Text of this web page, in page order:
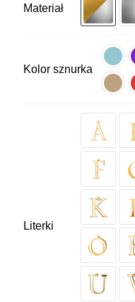
Materiał
Kolor sznurka
Literki